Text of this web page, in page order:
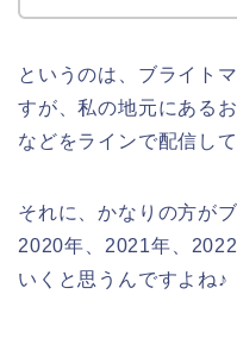
というのは、ブライト
すが、私の地元にある
などをラインで配信し
それに、かなりの方が
2020年、2021年、
いくと思うんですよね♪